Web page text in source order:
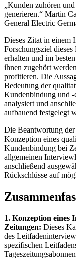
„Kunden zuhören
generieren.“ Martin
General Electric
Dieses Zitat in einem
Forschungsziel
erhalten und im
ihnen zugehört
profitieren. Die
Bedeutung der
Kundenbindung und
analysiert und
aufbauend festgelegt
Die Beantwortung
Konzeption eines
Kundenbindung bei
allgemeinen
anschließend
Rückschlüsse auf
1. Konzeption eines
Zeitungen: Dieses
des
spezifischen